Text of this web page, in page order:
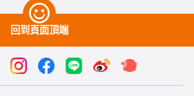
回到頁面頂端